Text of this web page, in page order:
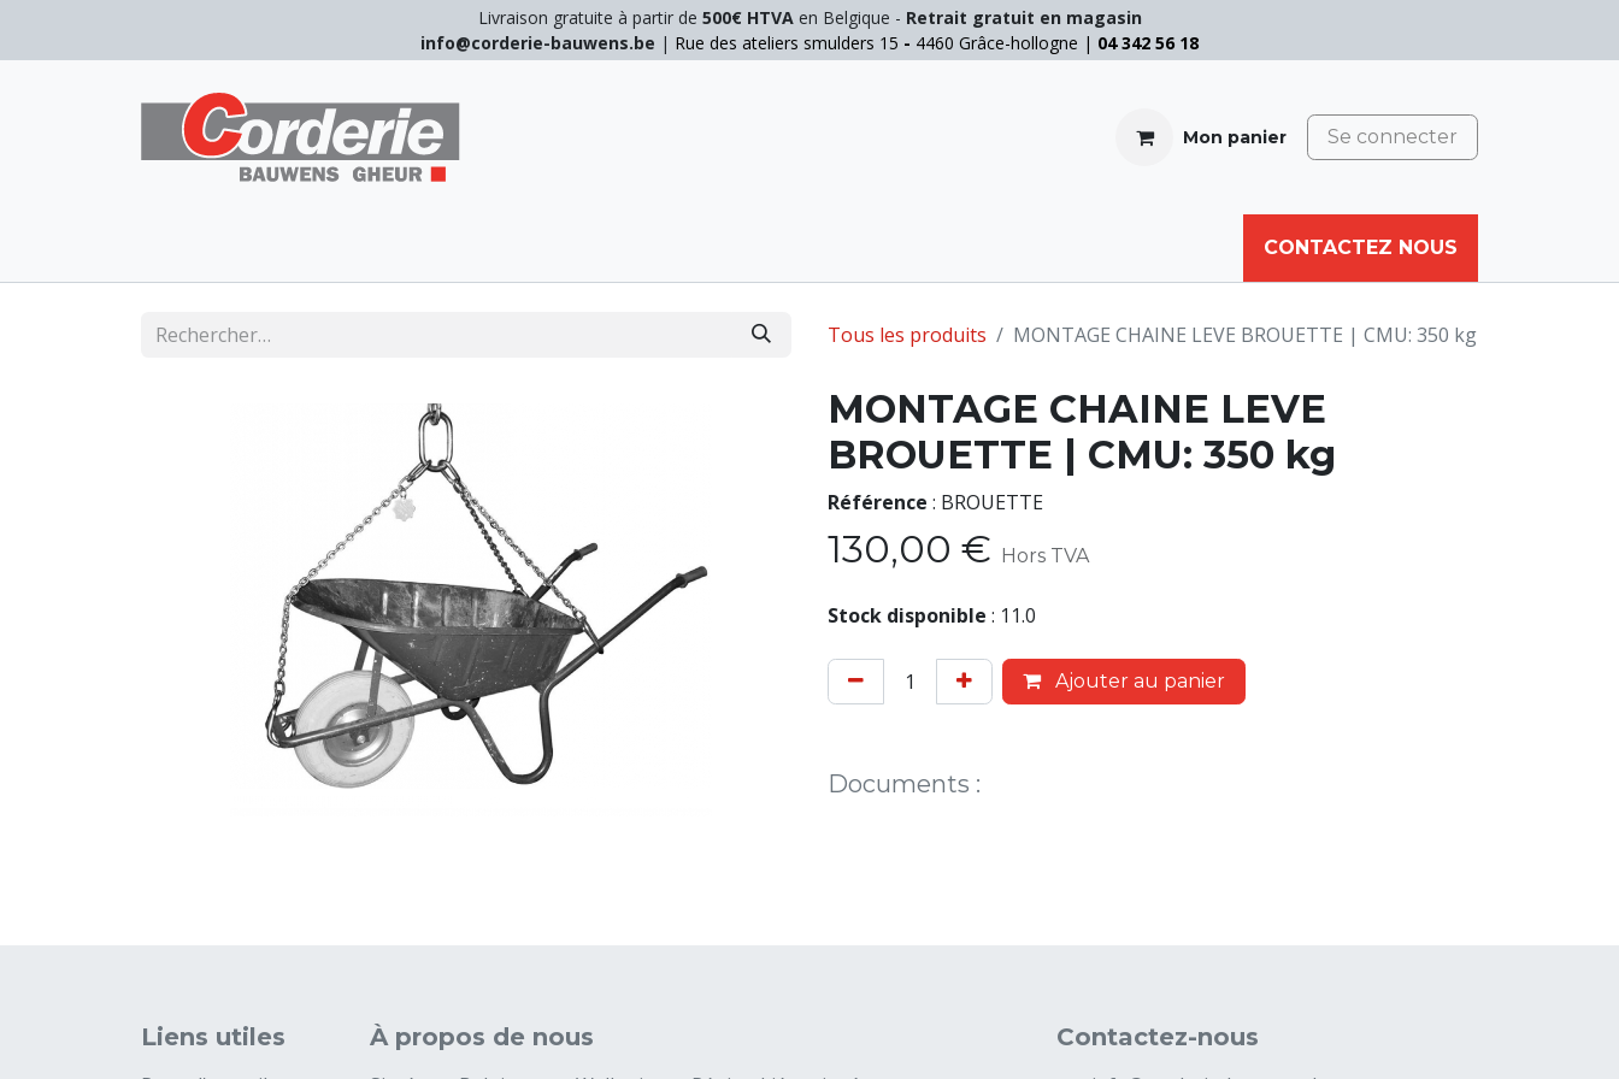
Livraison gratuite à partir de 500€ HTVAen Belgique - Retrait gratuit en magasin
info@corderie-bauwens.be | Rue des ateliers smulders 15 - 4460 Grâce-hollogne | 04 342 56 18
Mon panier Se connecter
CORDE AUTRES
CONTACTEZ NOUS
Tous les produits MONTAGE CHAINE LEVE BROUETTE | CMU: 350 kg
MONTAGE CHAINE LEVE
BROUETTE | CMU: 350 kg
Référence : BROUETTE
130,00 € Hors TVA
Stock disponible : 11.0
Ajouter au panier
Documents :
Liens utiles À propos de nous Contactez-nous